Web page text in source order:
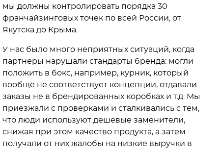
мы должны контролировать порядка 30
франчайзинговых точек по всей России, от
Якутска до Крыма.
У нас было много неприятных ситуаций, когда
партнеры нарушали стандарты бренда: могли
положить в бокс, например, курник, который
вообще не соответствует концепции, отдавали
заказы не в брендированных коробках и т.д. Мы
приезжали с проверками и сталкивались с тем,
что люди используют дешевые заменители,
снижая при этом качество продукта, а затем
получали от них жалобы на низкие выручки в